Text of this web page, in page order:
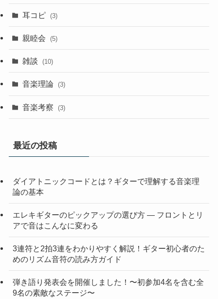
耳コピ (3)
親睦会 (5)
雑談 (10)
音楽理論 (3)
音楽考察 (3)
最近の投稿
ダイアトニックコードとは？ギターで理解する音楽理
論の基本
エレキギターのピックアップの選び方 — フロントとリ
アで音はこんなに変わる
3連符と2拍3連をわかりやすく解説！ギター初心者のた
めのリズム音符の読み方ガイド
弾き語り発表会を開催しました！〜初参加4名を含む全
9名の素敵なステージ〜